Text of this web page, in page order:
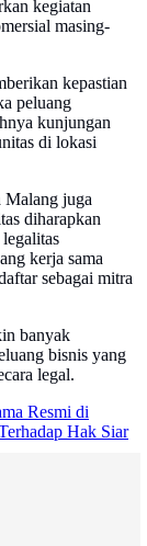
kegiatan
masing-
kepastian
peluang
kunjungan
di lokasi
Malang juga
diharapkan
kerja sama
sebagai mitra
banyak
bisnis yang
legal.
Resmi di
Hak Siar